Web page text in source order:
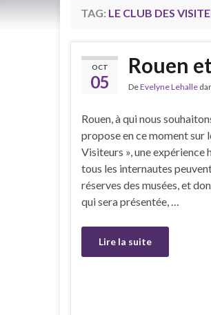
TAG: LE CLUB DES
OCT
05
Rouen
DeEvelyne Lehalle
Rouen, à qui nous
propose en ce moment sur
Visiteurs », une expérience
tous les internautes
réserves des musées, et
qui sera présentée, …
Lire la suite